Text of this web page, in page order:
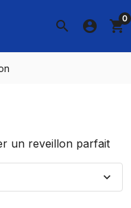
search account_circle shopping_cart0
un reveillon parfait
expand_more